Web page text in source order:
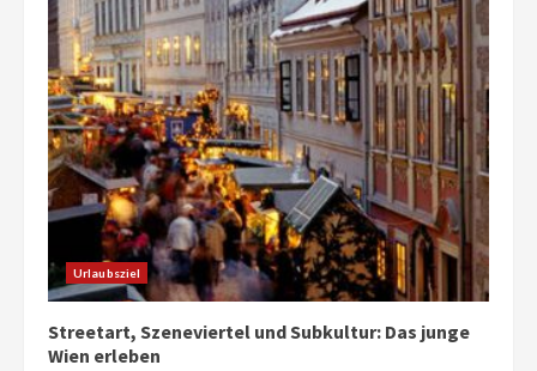
Urlaubsziel
Streetart, Szeneviertel und Subkultur: Das junge
Wien erleben